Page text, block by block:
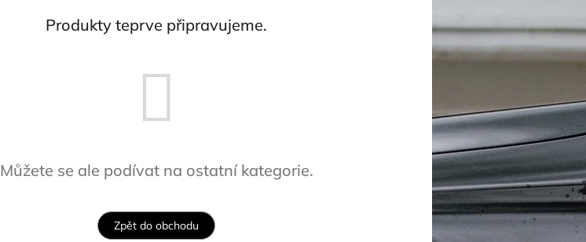
Produkty teprve připravujeme.
Můžete se ale podívat na ostatní kategorie.
Zpět do obchodu